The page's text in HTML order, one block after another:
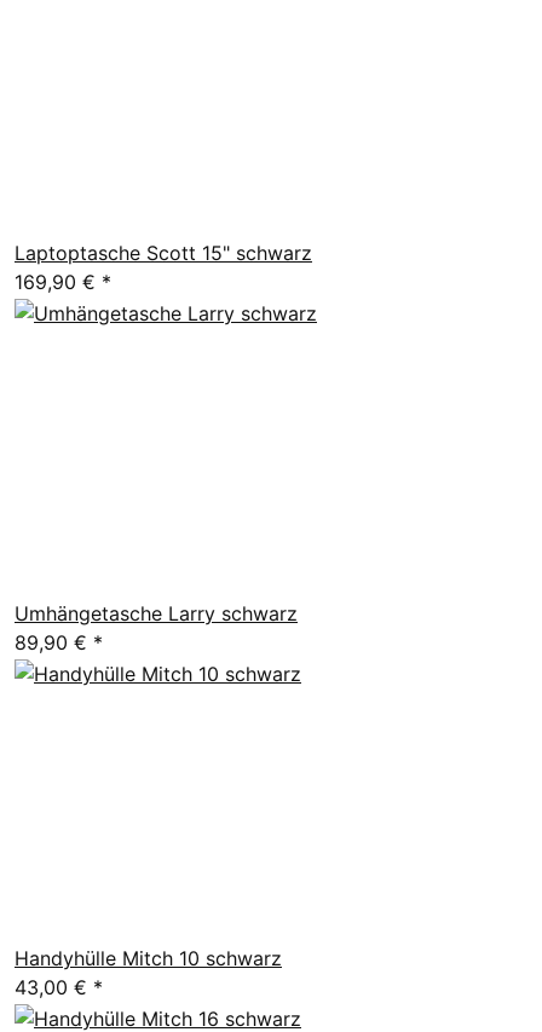
Laptoptasche Scott 15" schwarz
169,90 € *
Umhängetasche Larry schwarz
89,90 € *
Handyhülle Mitch 10 schwarz
43,00 € *